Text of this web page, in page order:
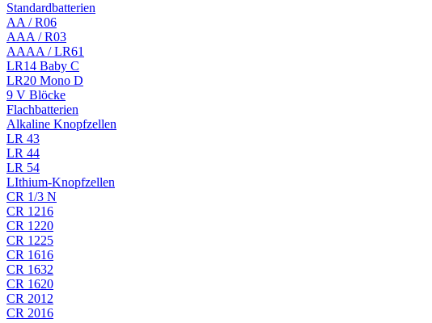
Standardbatterien
AA / R06
AAA / R03
AAAA / LR61
LR14 Baby C
LR20 Mono D
9 V Blöcke
Flachbatterien
Alkaline Knopfzellen
LR 43
LR 44
LR 54
LIthium-Knopfzellen
CR 1/3 N
CR 1216
CR 1220
CR 1225
CR 1616
CR 1632
CR 1620
CR 2012
CR 2016